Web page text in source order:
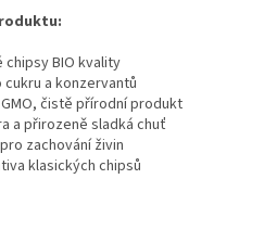
chipsy BIO kvality
a konzervantů
čistě přírodní produkt
a přirozeně sladká chuť
zachování živin
klasických chipsů